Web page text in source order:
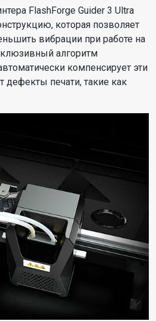
FlashForge Guider 3 Ultra
которая позволяет
вибрации при работе на
алгоритм
компенсирует эти
дефекты печати, такие как